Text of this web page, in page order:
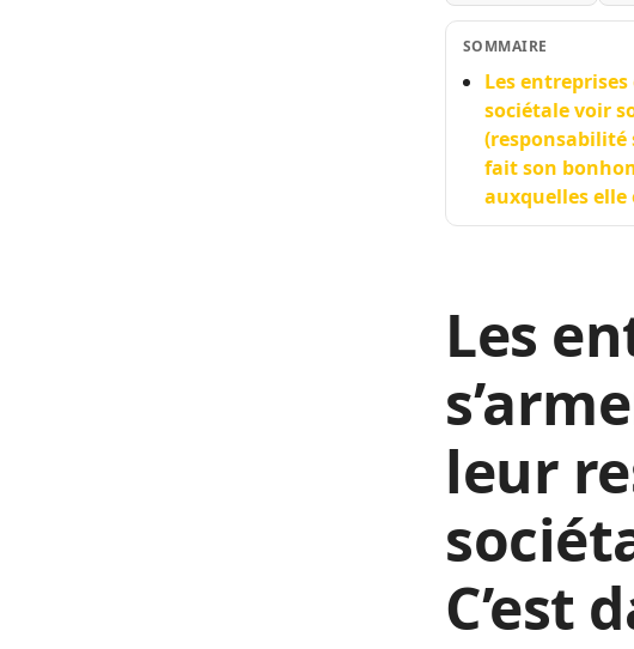
SOMMAIRE
Les
sociétale voir
(responsabilité
fait son
auxquelles
Les
leur
C’est